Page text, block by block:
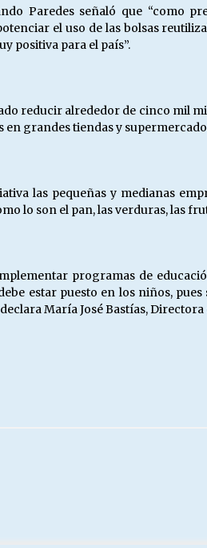
Paredes señaló que “como
el uso de las bolsas
positiva para el país”.
reducir alrededor de cinco mil
en grandes tiendas y
las pequeñas y medianas
lo son el pan, las verduras, las
programas de
estar puesto en los niños,
María José Bastías,